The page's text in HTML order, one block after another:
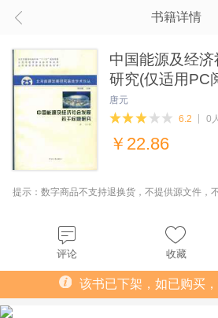
书籍详情
中国能源及经
研究(仅适用PC
唐元
6.2
0
￥ 22.86
提示：数字商品不支持退换货，不提供源文件，
评论 收藏
该书已下架，如已购买